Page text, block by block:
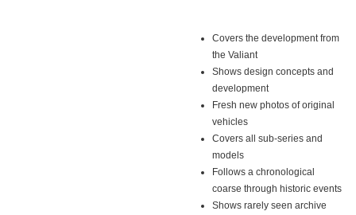
Covers the development from
the Valiant
Shows design concepts and
development
Fresh new photos of original
vehicles
Covers all sub-series and
models
Follows a chronological
coarse through historic events
Shows rarely seen archive